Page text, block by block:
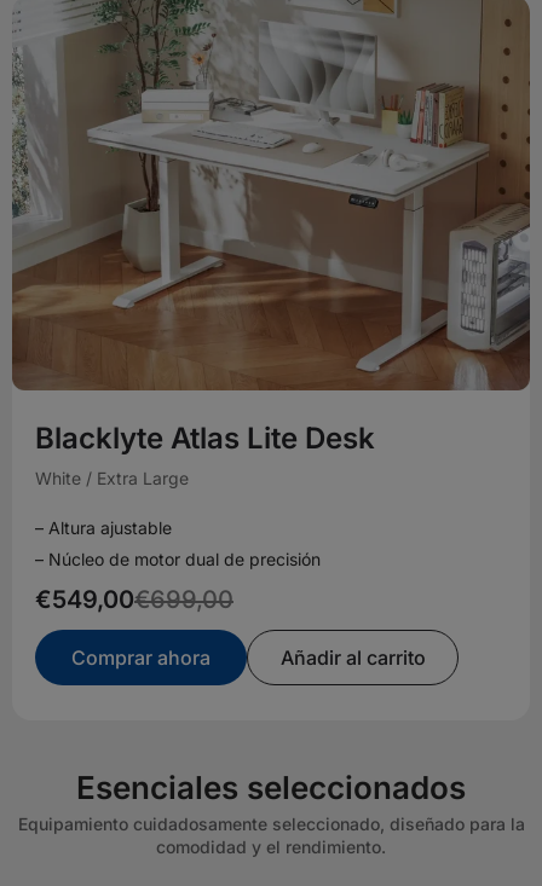
Blacklyte Atlas Lite Desk
White / Extra Large
– Altura ajustable
– Núcleo de motor dual de precisión
€549,00€699,00
Comprar ahora Añadir al carrito
Esenciales seleccionados
Equipamiento cuidadosamente seleccionado, diseñado para la
comodidad y el rendimiento.